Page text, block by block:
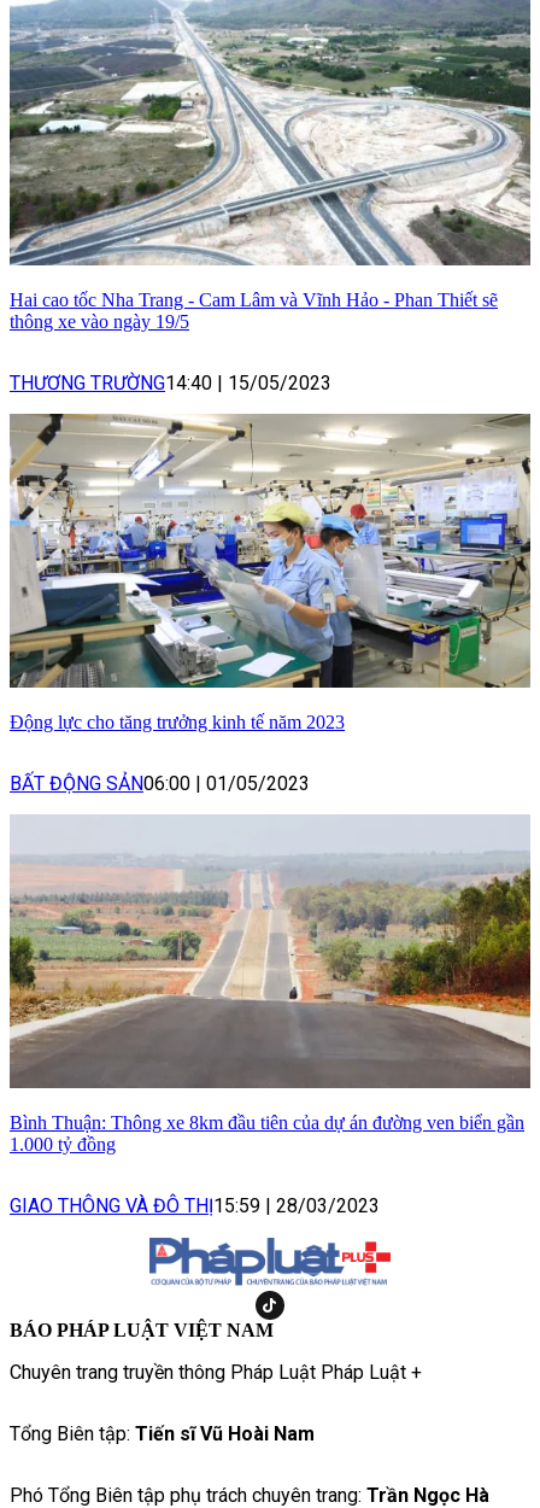
Hai cao tốc Nha Trang - Cam Lâm và Vĩnh Hảo - Phan Thiết sẽ
thông xe vào ngày 19/5
THƯƠNG TRƯỜNG14:40 15/05/2023
Động lực cho tăng trưởng kinh tế năm 2023
BẤT ĐỘNG SẢN06:00 | 01/05/2023
Bình Thuận: Thông xe 8km đầu tiên của dự án đường ven biển gần
1.000 tỷ đồng
GIAO THÔNG VÀ ĐÔ THỊ15:59 | 28/03/2023
BÁO PHÁP LUẬT VIỆT NAM
Chuyên trang truyền thông Pháp Luật Pháp Luật +
Tổng Biên tập: Tiến sĩ Vũ Hoài Nam
Phó Tổng Biên tập phụ trách chuyên trang: Trần Ngọc Hà